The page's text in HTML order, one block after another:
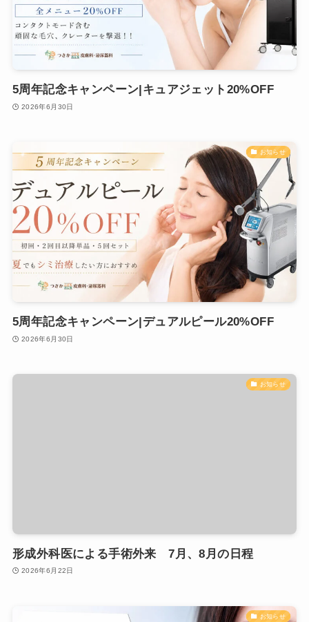
5周年記念キャンペーン|キュアジェット20%OFF
2026年6月30日
お知らせ
5周年記念キャンペーン|デュアルピール20%OFF
2026年6月30日
お知らせ
形成外科医による手術外来 7月、8月の日程
2026年6月22日
お知らせ